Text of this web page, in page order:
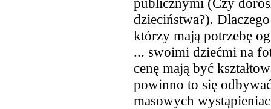
dzieciństwa?).
którzy mają potrzebę
... swoimi dziećmi na
cenę mają być
powinno to się
masowych